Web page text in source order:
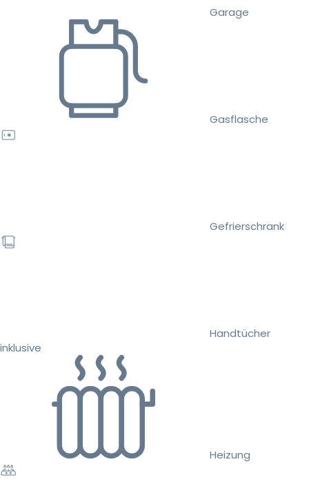
Garage
Gasflasche
Gefrierschrank
Handtücher
inklusive
Heizung